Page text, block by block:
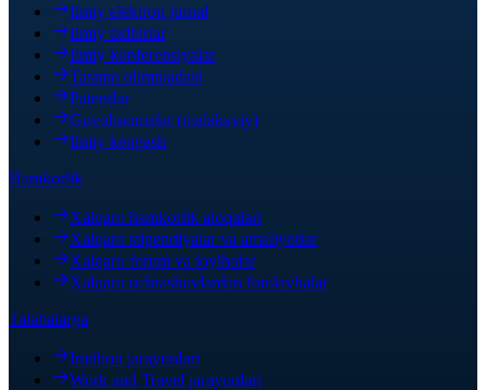
Ilmiy elektron jurnal
Ilmiy tadbirlar
Ilmiy konferensiyalar
Tasimo olimpiadasi
Patentlar
Guvohnomalar (malakaviy)
Ilmiy kengash
Hamkorlik
Xalqaro hamkorlik aloqalari
Xalqaro stipendiyalar va amaliyotlar
Xalqaro forum va loyihalar
Xalqaro uchrashuvlardan fotolavhalar
Talabalarga
Imtihon jarayonlari
Work and Travel jarayonlari